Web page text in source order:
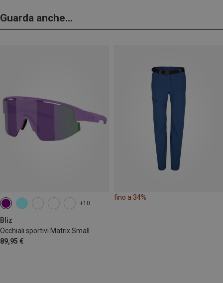
Guarda anche...
+10
Bliz
Occhiali sportivi Matrix Small
89,95 €
fino a 34%